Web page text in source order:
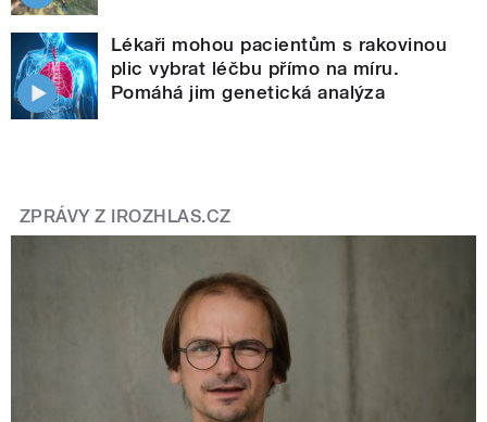
Lékaři mohou pacientům s rakovinou
plic vybrat léčbu přímo na míru.
Pomáhá jim genetická analýza
ZPRÁVY Z IROZHLAS.CZ